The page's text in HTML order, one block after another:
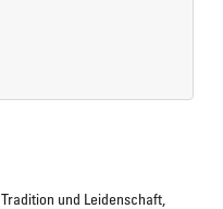
Tradition und Leidenschaft,